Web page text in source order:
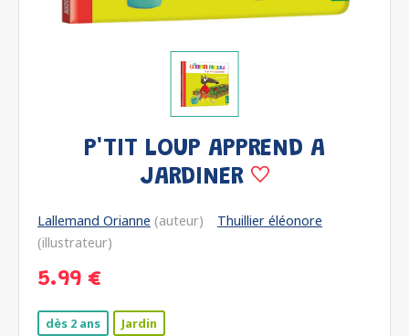
P'TIT LOUP APPREND A
JARDINER
Lallemand Orianne (auteur)
Thuillier éléonore
(illustrateur)
5.99 €
dès 2 ans Jardin